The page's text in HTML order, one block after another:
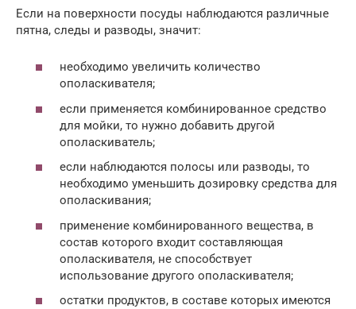
Если на поверхности посуды наблюдаются различные
пятна, следы и разводы, значит:
необходимо увеличить количество
ополаскивателя;
если применяется комбинированное средство
для мойки, то нужно добавить другой
ополаскиватель;
если наблюдаются полосы или разводы, то
необходимо уменьшить дозировку средства для
ополаскивания;
применение комбинированного вещества, в
состав которого входит составляющая
ополаскивателя, не способствует
использование другого ополаскивателя;
остатки продуктов, в составе которых имеются